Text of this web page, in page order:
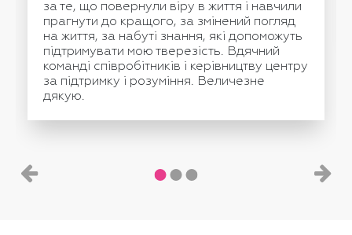
за те, що повернули віру в життя і навчили
прагнути до кращого, за змінений погляд
на життя, за набуті знання, які допоможуть
підтримувати мою тверезість. Вдячний
команді співробітників і керівництву центру
за підтримку і розуміння. Величезне
дякую.